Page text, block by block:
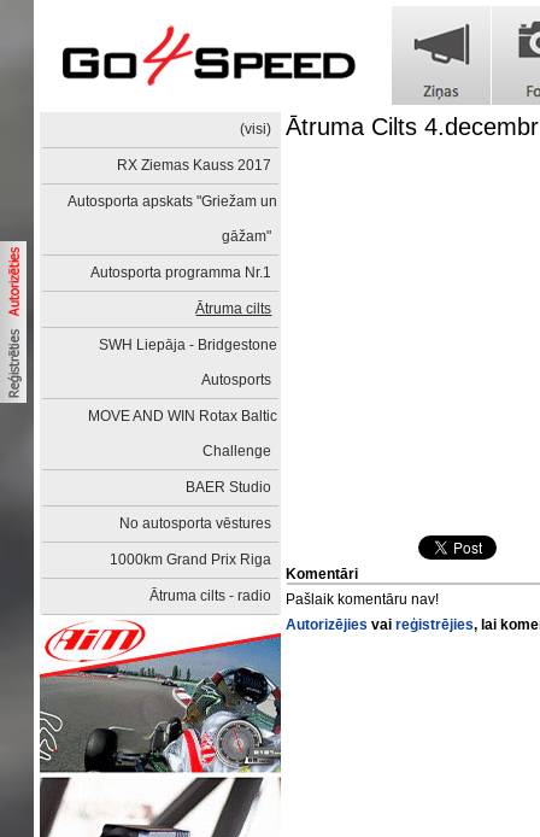
(visi)
RX Ziemas Kauss 2017
Autosporta apskats "Griežam un
gāžam"
Autosporta programma Nr.1
Ātruma cilts
SWH Liepāja - Bridgestone
Autosports
MOVE AND WIN Rotax Baltic
Challenge
BAER Studio
No autosporta vēstures
1000km Grand Prix Riga
Ātruma cilts - radio
Ātruma Cilts
Komentāri
Pašlaik komentāru nav!
Autorizējies vaireģistrējies, lai